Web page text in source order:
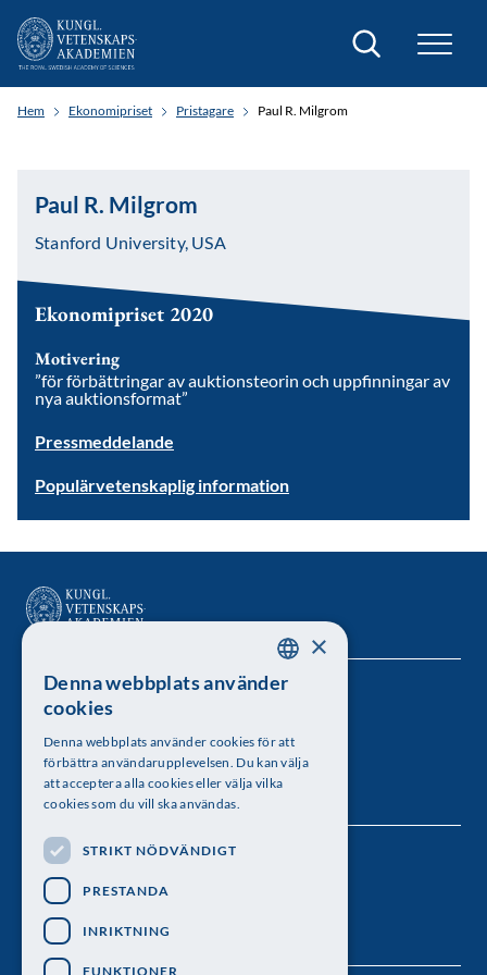
Sök
Hem Ekonomipriset Pristagare Paul R. Milgrom
Paul R. Milgrom
Stanford University, USA
Ekonomipriset 2020
Motivering
”för förbättringar av auktionsteorin och uppfinningar av
nya auktionsformat”
Pressmeddelande
Populärvetenskaplig information
Kungl. Vetenskapsakademien
Besöksadress: Lilla Frescativägen 4A
Telefon: 08-673 95 00
Följ oss
SWEDISH
×
Denna webbplats använder
cookies
Denna webbplats använder cookies för att
förbättra användarupplevelsen. Du kan välja
att acceptera alla cookies eller välja vilka
cookies som du vill ska användas.
STRIKT NÖDVÄNDIGT
PRESTANDA
INRIKTNING
FUNKTIONER